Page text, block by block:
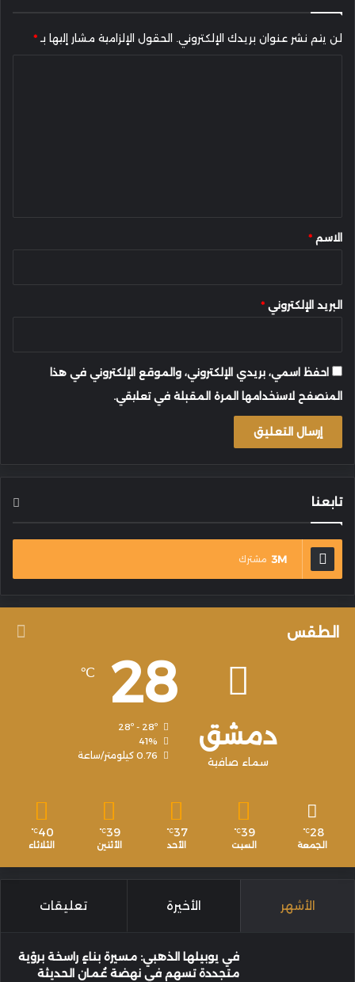
لن يتم نشر عنوان بريدك الإلكتروني. الحقول الإلزامية مشار إليها بـ*
*الاسم *
البريد الإلكتروني *
احفظ اسمي، بريدي الإلكتروني، والموقع الإلكتروني في هذا
المتصفح لاستخدامها المرة المقبلة في تعليقي.
تابعنا
3M مشترك
الطقس
دمشق
سماء صافية
28
℃
41%
0.76 كيلومتر/ساعة
28
℃
الجمعة
39
℃
السبت
37
℃
الأحد
39
℃
الأثنين
40
℃
الثلاثاء
الأشهر الأخيرة تعليقات
في يوبيلها الذهبي: مسيرة بناءٍ راسخة برؤية
متجددة تسهم في نهضة عُمان الحديثة